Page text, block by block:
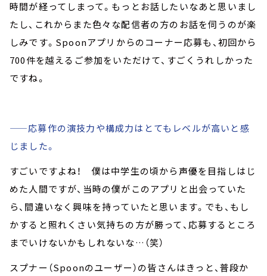
時間が経ってしまって。もっとお話したいなあと思いまし
たし、これからまた色々な配信者の方のお話を伺うのが楽
しみです。Spoonアプリからのコーナー応募も、初回から
700件を越えるご参加をいただけて、すごくうれしかった
ですね。
——応募作の演技力や構成力はとてもレベルが高いと感
じました。
すごいですよね！ 僕は中学生の頃から声優を目指しはじ
めた人間ですが、当時の僕がこのアプリと出会っていた
ら、間違いなく興味を持っていたと思います。でも、もし
かすると照れくさい気持ちの方が勝って、応募するところ
までいけないかもしれないな…（笑）
スプナー（Spoonのユーザー）の皆さんはきっと、普段か